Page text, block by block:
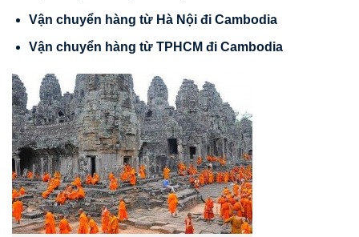
Vận chuyển hàng từ Hà Nội đi Cambodia
Vận chuyển hàng từ TPHCM đi Cambodia